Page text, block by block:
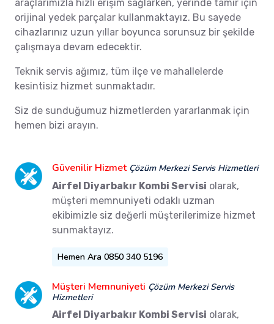
araçlarımızla hızlı erişim sağlarken, yerinde tamir için
orijinal yedek parçalar kullanmaktayız. Bu sayede
cihazlarınız uzun yıllar boyunca sorunsuz bir şekilde
çalışmaya devam edecektir.
Teknik servis ağımız, tüm ilçe ve mahallelerde
kesintisiz hizmet sunmaktadır.
Siz de sunduğumuz hizmetlerden yararlanmak için
hemen bizi arayın.
Güvenilir Hizmet Çözüm Merkezi Servis Hizmetleri
Airfel Diyarbakır Kombi Servisi olarak,
müşteri memnuniyeti odaklı uzman
ekibimizle siz değerli müşterilerimize hizmet
sunmaktayız.
Hemen Ara 0850 340 5196
Müşteri Memnuniyeti Çözüm Merkezi Servis
Hizmetleri
Airfel Diyarbakır Kombi Servisi olarak,